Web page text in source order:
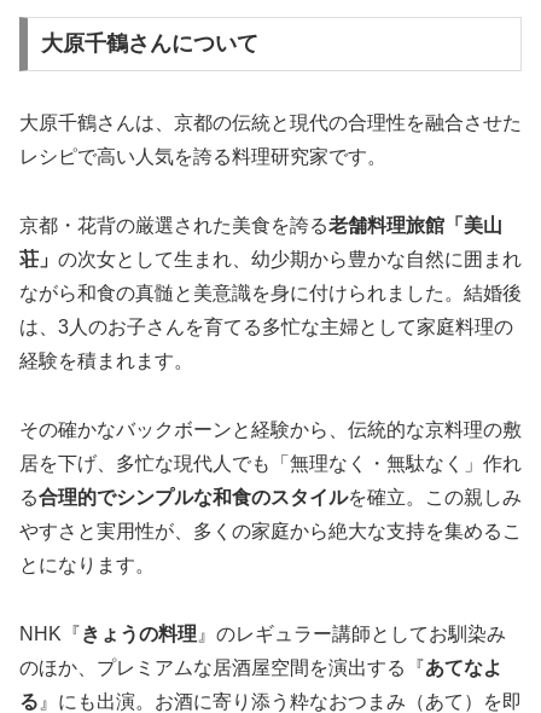
大原千鶴さんについて
大原千鶴さんは、京都の伝統と現代の合理性を融合させた
レシピで高い人気を誇る料理研究家です。
京都・花背の厳選された美食を誇る老舗料理旅館「美山
荘」 の次女として生まれ、幼少期から豊かな自然に囲まれ
ながら和食の真髄と美意識を身に付けられました。結婚後
は、3人のお子さんを育てる多忙な主婦として家庭料理の
経験を積まれます。
その確かなバックボーンと経験から、伝統的な京料理の敷
居を下げ、多忙な現代人でも「無理なく・無駄なく」作れ
る合理的でシンプルな和食のスタイルを確立。この親しみ
やすさと実用性が、多くの家庭から絶大な支持を集めるこ
とになります。
NHK『きょうの料理 』のレギュラー講師としてお馴染み
のほか、プレミアムな居酒屋空間を演出する『あてなよ
る 』にも出演。お酒に寄り添う粋なおつまみ（あて）を即